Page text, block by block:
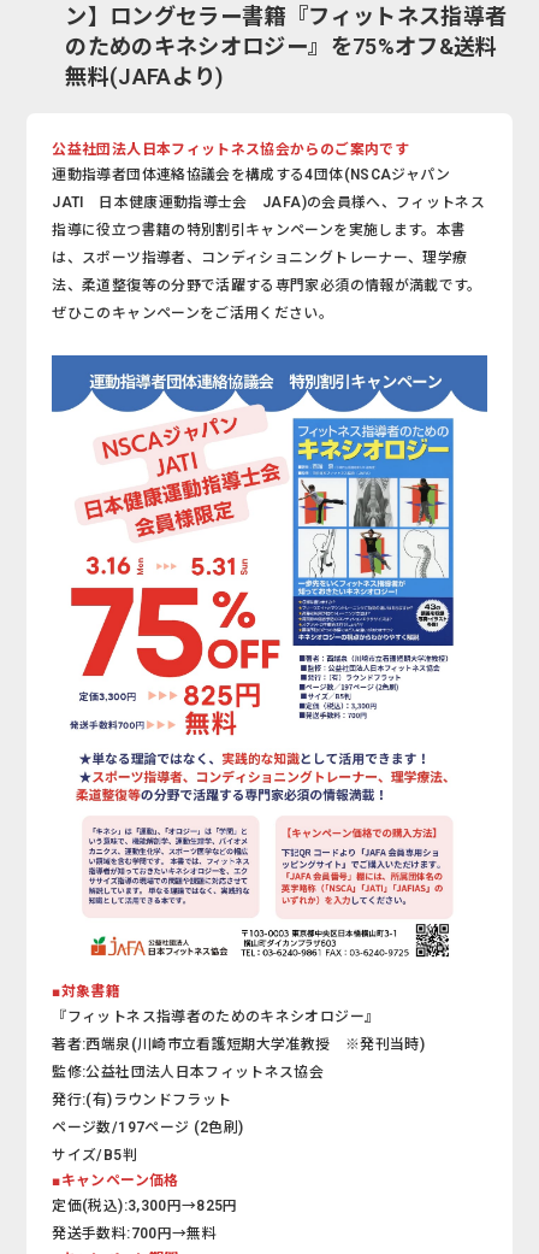
ン】ロングセラー書籍『フィットネス指導者
のためのキネシオロジー』を75%オフ&送料
無料(JAFAより)
公益社団法人日本フィットネス協会からのご案内です
運動指導者団体連絡協議会を構成する4団体(NSCAジャパン
JATI 日本健康運動指導士会 JAFA)の会員様へ、フィットネス
指導に役立つ書籍の特別割引キャンペーンを実施します。本書
は、スポーツ指導者、コンディショニングトレーナー、理学療
法、柔道整復等の分野で活躍する専門家必須の情報が満載です。
ぜひこのキャンペーンをご活用ください。
■対象書籍
『フィットネス指導者のためのキネシオロジー』
著者:西端泉(川崎市立看護短期大学准教授 ※発刊当時)
監修:公益社団法人日本フィットネス協会
発行:(有)ラウンドフラット
ページ数/197ページ (2色刷)
サイズ/B5判
■キャンペーン価格
定価(税込):3,300円→825円
発送手数料:700円→無料